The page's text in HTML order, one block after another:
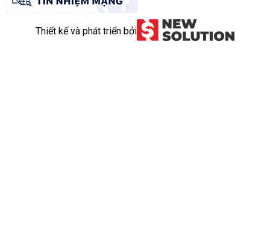
Thiết kế và phát triển bởi